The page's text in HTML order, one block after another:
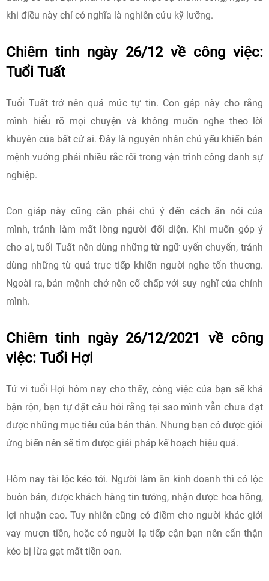
khi điều này chỉ có nghĩa là nghiên cứu kỹ lưỡng.
Chiêm tinh ngày 26/12 về công việc:
Tuổi Tuất
Tuổi Tuất trở nên quá mức tự tin. Con gáp này cho rằng
mình hiểu rõ mọi chuyện và không muốn nghe theo lời
khuyên của bất cứ ai. Đây là nguyên nhân chủ yếu khiến bản
mệnh vướng phải nhiều rắc rối trong vận trình công danh sự
nghiệp.
Con giáp này cũng cần phải chú ý đến cách ăn nói của
mình, tránh làm mất lòng người đối diện. Khi muốn góp ý
cho ai, tuổi Tuất nên dùng những từ ngữ uyển chuyển, tránh
dùng những từ quá trực tiếp khiến người nghe tổn thương.
Ngoài ra, bản mệnh chớ nên cố chấp với suy nghĩ của chính
mình.
Chiêm tinh ngày 26/12/2021 về công
việc: Tuổi Hợi
Tử vi tuổi Hợi hôm nay cho thấy, công việc của bạn sẽ khá
bận rộn, bạn tự đặt câu hỏi rằng tại sao mình vẫn chưa đạt
được những mục tiêu của bản thân. Nhưng bạn có được giỏi
ứng biến nên sẽ tìm được giải pháp kế hoạch hiệu quả.
Hôm nay tài lộc kéo tới. Người làm ăn kinh doanh thì có lộc
buôn bán, được khách hàng tin tưởng, nhận được hoa hồng,
lợi nhuận cao. Tuy nhiên cũng có điềm cho người khác giới
vay mượn tiền, hoặc có người lạ tiếp cận bạn nên cẩn thận
kẻo bị lừa gạt mất tiền oan.